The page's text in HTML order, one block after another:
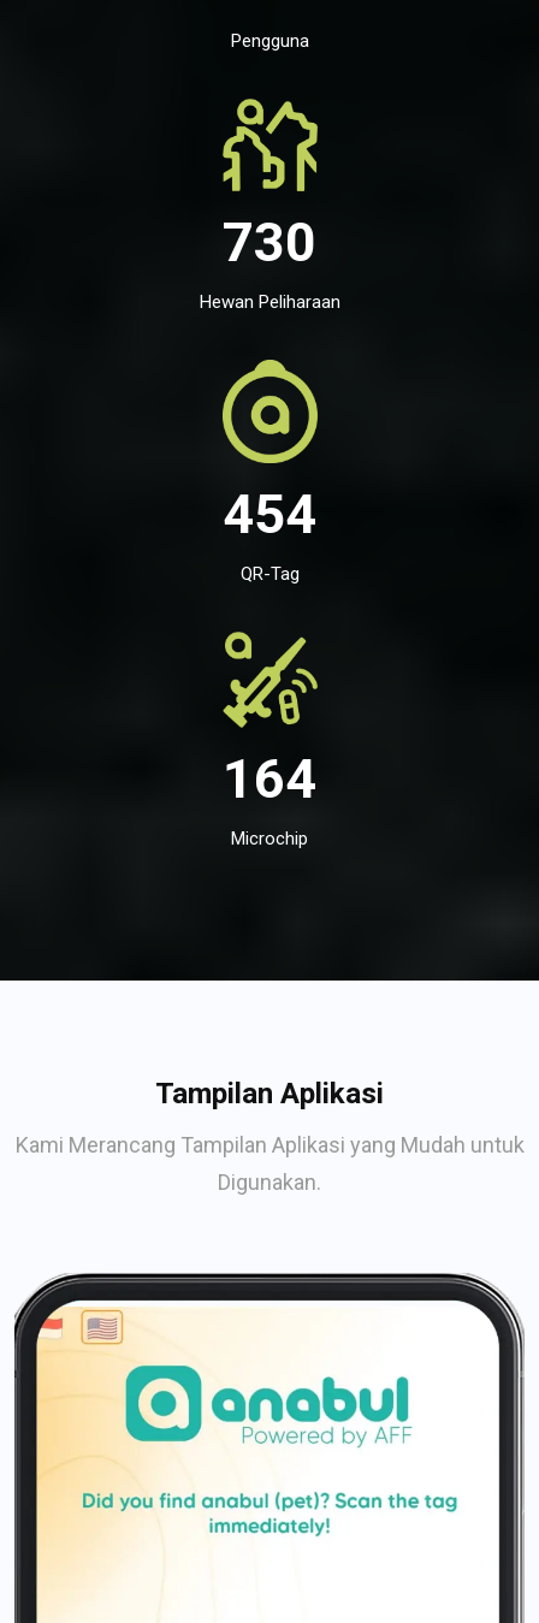
Pengguna
730
Hewan Peliharaan
454
QR-Tag
164
Microchip
Tampilan Aplikasi
Kami Merancang Tampilan Aplikasi yang Mudah untuk
Digunakan.